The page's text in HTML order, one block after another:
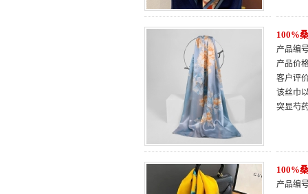
100%
产品编
产品价
客户评
该丝巾
突显芍
100%
产品编